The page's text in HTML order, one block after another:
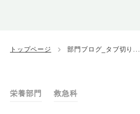
トップページ 部門ブログ_タブ切り...
栄養部門 救急科